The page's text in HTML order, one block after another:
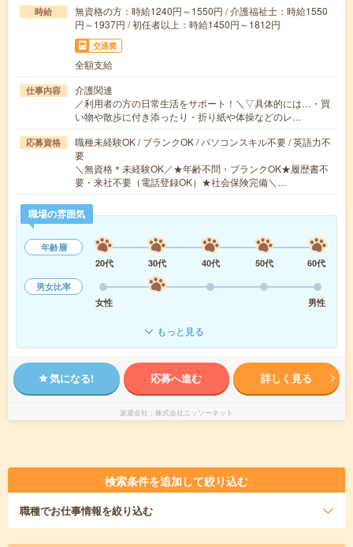
時給
無資格の方：時給1240円～1550円 / 介護福祉士：時給1550
円～1937円 / 初任者以上：時給1450円～1812円
交通費
全額支給
仕事内容
介護関連
／利用者の方の日常生活をサポート！＼▽具体的には…・買
い物や散歩に付き添ったり・折り紙や体操などのレ…
応募資格
職種未経験OK / ブランクOK / パソコンスキル不要 / 英語力不
要
＼無資格＊未経験OK／★年齢不問・ブランクOK★履歴書不
要・来社不要（電話登録OK）★社会保険完備＼…
職場の雰囲気
年齢層
20代
30代 40代 50代
60代
男女比率
女性
男性
もっと見る
気になる! 応募へ進む 詳しく見る
派遣会社 株式会社ニッソーネット
検索条件を追加して絞り込む
職種でお仕事情報を絞り込む